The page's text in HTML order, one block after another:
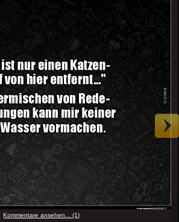
Kommentare ansehen... (1)